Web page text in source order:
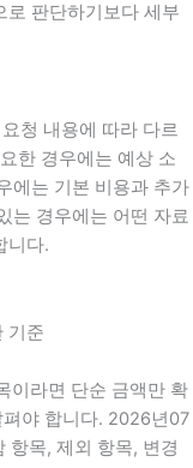
로 판단하기보다 세부
청 내용에 따라 다르
한 경우에는 예상 소
에는 기본 비용과 추가
는 경우에는 어떤 자료
니다.
기준
이라면 단순 금액만 확
야 합니다. 2026년07
항목, 제외 항목, 변경